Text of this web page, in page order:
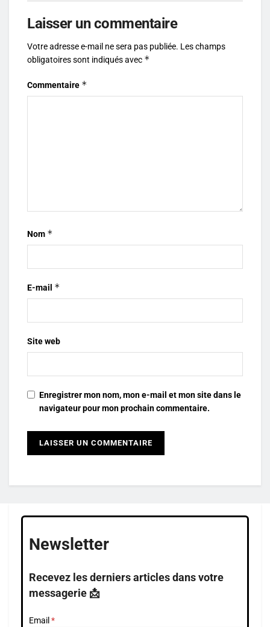
Laisser un commentaire
Votre adresse e-mail ne sera pas publiée. Les champs
obligatoires sont indiqués avec *
Commentaire *
Nom *
E-mail *
Site web
Enregistrer mon nom, mon e-mail et mon site dans le
navigateur pour mon prochain commentaire.
Newsletter
Recevez les derniers articles dans votre
messagerie 📩
Email